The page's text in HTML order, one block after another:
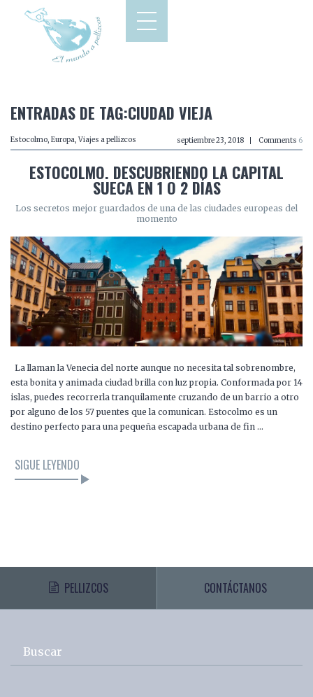
ENTRADAS DE TAG:CIUDAD VIEJA
Estocolmo, Europa, Viajes a pellizcos septiembre 23, 2018 Comments 6
ESTOCOLMO. DESCUBRIENDO LA CAPITAL
SUECA EN 1 O 2 DÍAS
Los secretos mejor guardados de una de las ciudades europeas del
momento
La llaman la Venecia del norte aunque no necesita tal sobrenombre,
esta bonita y animada ciudad brilla con luz propia. Conformada por 14
islas, puedes recorrerla tranquilamente cruzando de un barrio a otro
por alguno de los 57 puentes que la comunican. Estocolmo es un
destino perfecto para una pequeña escapada urbana de fin …
SIGUE LEYENDO
PELLIZCOS CONTÁCTANOS
Buscar